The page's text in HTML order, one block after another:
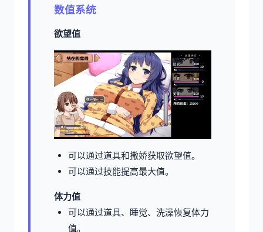
数值系统
欲望值
可以通过道具和撒娇获取欲望值。
可以通过技能提高最大值。
体力值
可以通过道具、睡觉、洗澡恢复体力
值。